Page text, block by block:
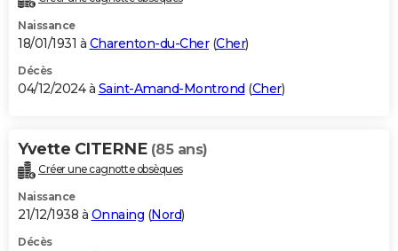
Naissance
18/01/1931 à Charenton-du-Cher(Cher)
Décès
04/12/2024 à Saint-Amand-Montrond (Cher)
Yvette CITERNE (85 ans)
Créer une cagnotte obsèques
Naissance
21/12/1938 à Onnaing (Nord)
Décès